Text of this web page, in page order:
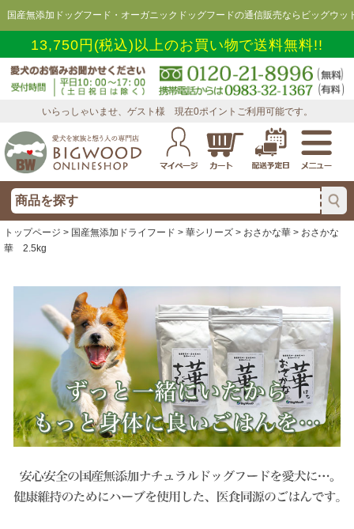
国産無添加ドッグフード・オーガニックドッグフードの通信販売ならビッグウッ
13,750円(税込)以上のお買い物で送料無料!!
いらっしゃいませ、ゲスト様 現在0ポイントご利用可能です。
トップページ > 国産無添加ドライフード > 華シリーズ > おさかな華 > おさかな
華 2.5kg